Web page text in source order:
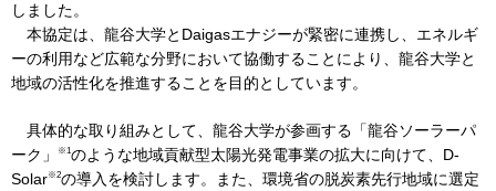
技術開発
サステナビリティ
IR情報
しました。
本協定は、龍谷大学とDaigasエナジーが緊密に連携し、エネルギ
ーの利用など広範な分野において協働することにより、龍谷大学と
地域の活性化を推進することを目的としています。
具体的な取り組みとして、龍谷大学が参画する「龍谷ソーラーパ
ーク」
※1のような地域貢献型太陽光発電事業の拡大に向けて、D-
Solar※2の導入を検討します。また、環境省の脱炭素先行地域に選定